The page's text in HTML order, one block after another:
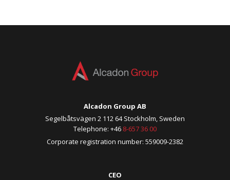
Alcadon Group AB
Segelbåtsvägen 2 112 64 Stockholm, Sweden
Telephone: +46 8-657 36 00
Corporate registration number: 559009-2382
CEO